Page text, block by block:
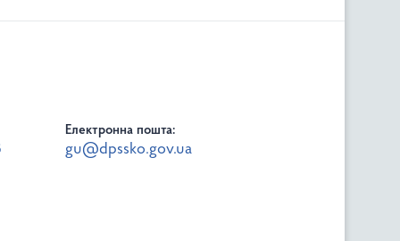
Електронна пошта:
gu@dpssko.gov.ua